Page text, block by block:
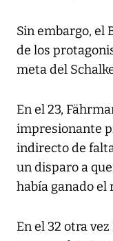
Sin embargo, el
de los
meta del
En el 23,
impresionante
indirecto de
un disparo a
había ganado el
En el 32 otra